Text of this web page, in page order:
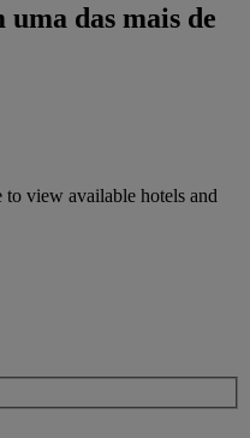
uma das mais de
view available hotels and